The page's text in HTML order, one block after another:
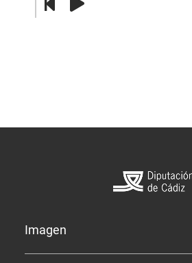
Imagen